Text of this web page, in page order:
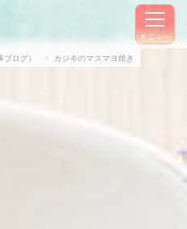
メニュー
ログ） カジキのマスマヨ焼き